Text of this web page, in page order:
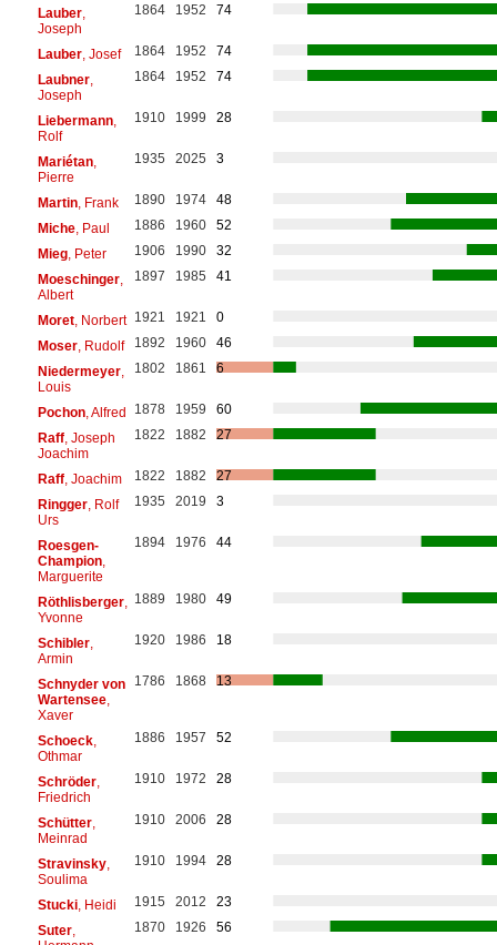
Lauber,
Joseph
1864 1952 74
Lauber, Josef 1864 1952
74
Laubner,
Joseph
1864 1952 74
Liebermann,
Rolf
1910 1999 28
Mariétan,
Pierre
1935 2025 3
Martin, Frank 1890 1974
48
Miche, Paul 1886 1960
52
Mieg, Peter 1906 1990
32
Moeschinger,
Albert
1897 1985 41
Moret, Norbert 1921 1921
0
Moser, Rudolf 1892 1960
46
Niedermeyer,
Louis
1802 1861 6
Pochon, Alfred 1878 1959
60
Raff, Joseph
Joachim
1822 1882 27
Raff, Joachim 1822 1882
27
Ringger, Rolf
Urs
1935 2019 3
Roesgen-
Champion,
Marguerite
1894 1976 44
Röthlisberger,
Yvonne
1889 1980 49
Schibler,
Armin
1920 1986 18
Schnyder von
Wartensee,
Xaver
1786 1868 13
Schoeck,
Othmar
1886 1957 52
Schröder,
Friedrich
1910 1972 28
Schütter,
Meinrad
1910 2006 28
Stravinsky,
Soulima
1910 1994 28
Stucki, Heidi 1915 2012
23
Suter,
1870 1926 56